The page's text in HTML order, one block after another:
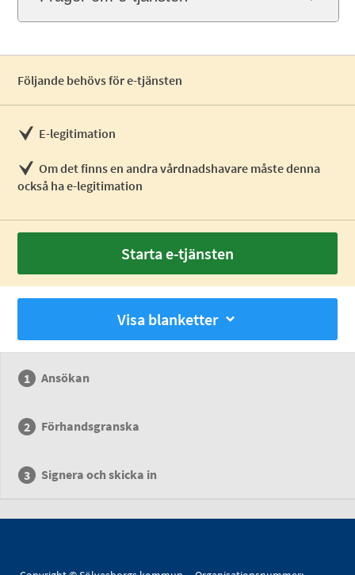
Följande behövs för e-tjänsten
E-legitimation
Om det finns en andra vårdnadshavare måste denna
också ha e-legitimation
Starta e-tjänsten
Visa blanketter
Ansökan
Förhandsgranska
Signera och skicka in